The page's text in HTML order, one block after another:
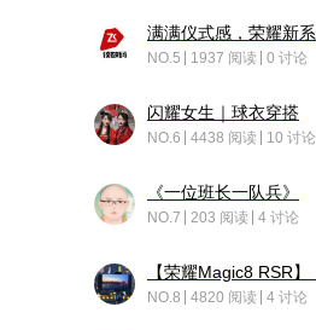
NO.5 1937 阅读 0 讨论
闪耀女生｜球衣穿搭
NO.6 4438 阅读 10 讨论
《一位班长一队兵》
NO.7 203 阅读 4 讨论
NO.8 4820 阅读 4 讨论